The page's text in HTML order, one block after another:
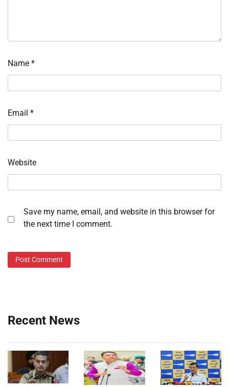
Name *
Email *
Website
Save my name, email, and website in this browser for
the next time I comment.
Recent News